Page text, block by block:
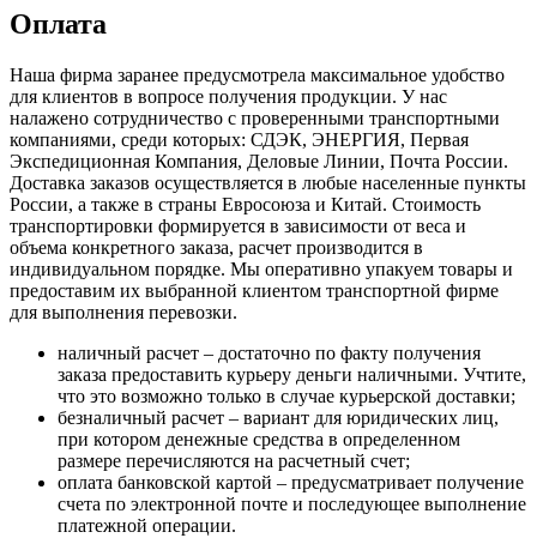
Оплата
Наша фирма заранее предусмотрела максимальное удобство
для клиентов в вопросе получения продукции. У нас
налажено сотрудничество с проверенными транспортными
компаниями, среди которых: СДЭК, ЭНЕРГИЯ, Первая
Экспедиционная Компания, Деловые Линии, Почта России.
Доставка заказов осуществляется в любые населенные пункты
России, а также в страны Евросоюза и Китай. Стоимость
транспортировки формируется в зависимости от веса и
объема конкретного заказа, расчет производится в
индивидуальном порядке. Мы оперативно упакуем товары и
предоставим их выбранной клиентом транспортной фирме
для выполнения перевозки.
наличный расчет – достаточно по факту получения
заказа предоставить курьеру деньги наличными. Учтите,
что это возможно только в случае курьерской доставки;
безналичный расчет – вариант для юридических лиц,
при котором денежные средства в определенном
размере перечисляются на расчетный счет;
оплата банковской картой – предусматривает получение
счета по электронной почте и последующее выполнение
платежной операции.